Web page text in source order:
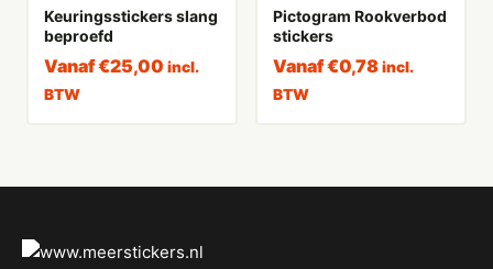
Keuringsstickers slang
beproefd
Vanaf€25,00 incl.
BTW
Pictogram Rookverbod
stickers
Vanaf€0,78 incl.
BTW